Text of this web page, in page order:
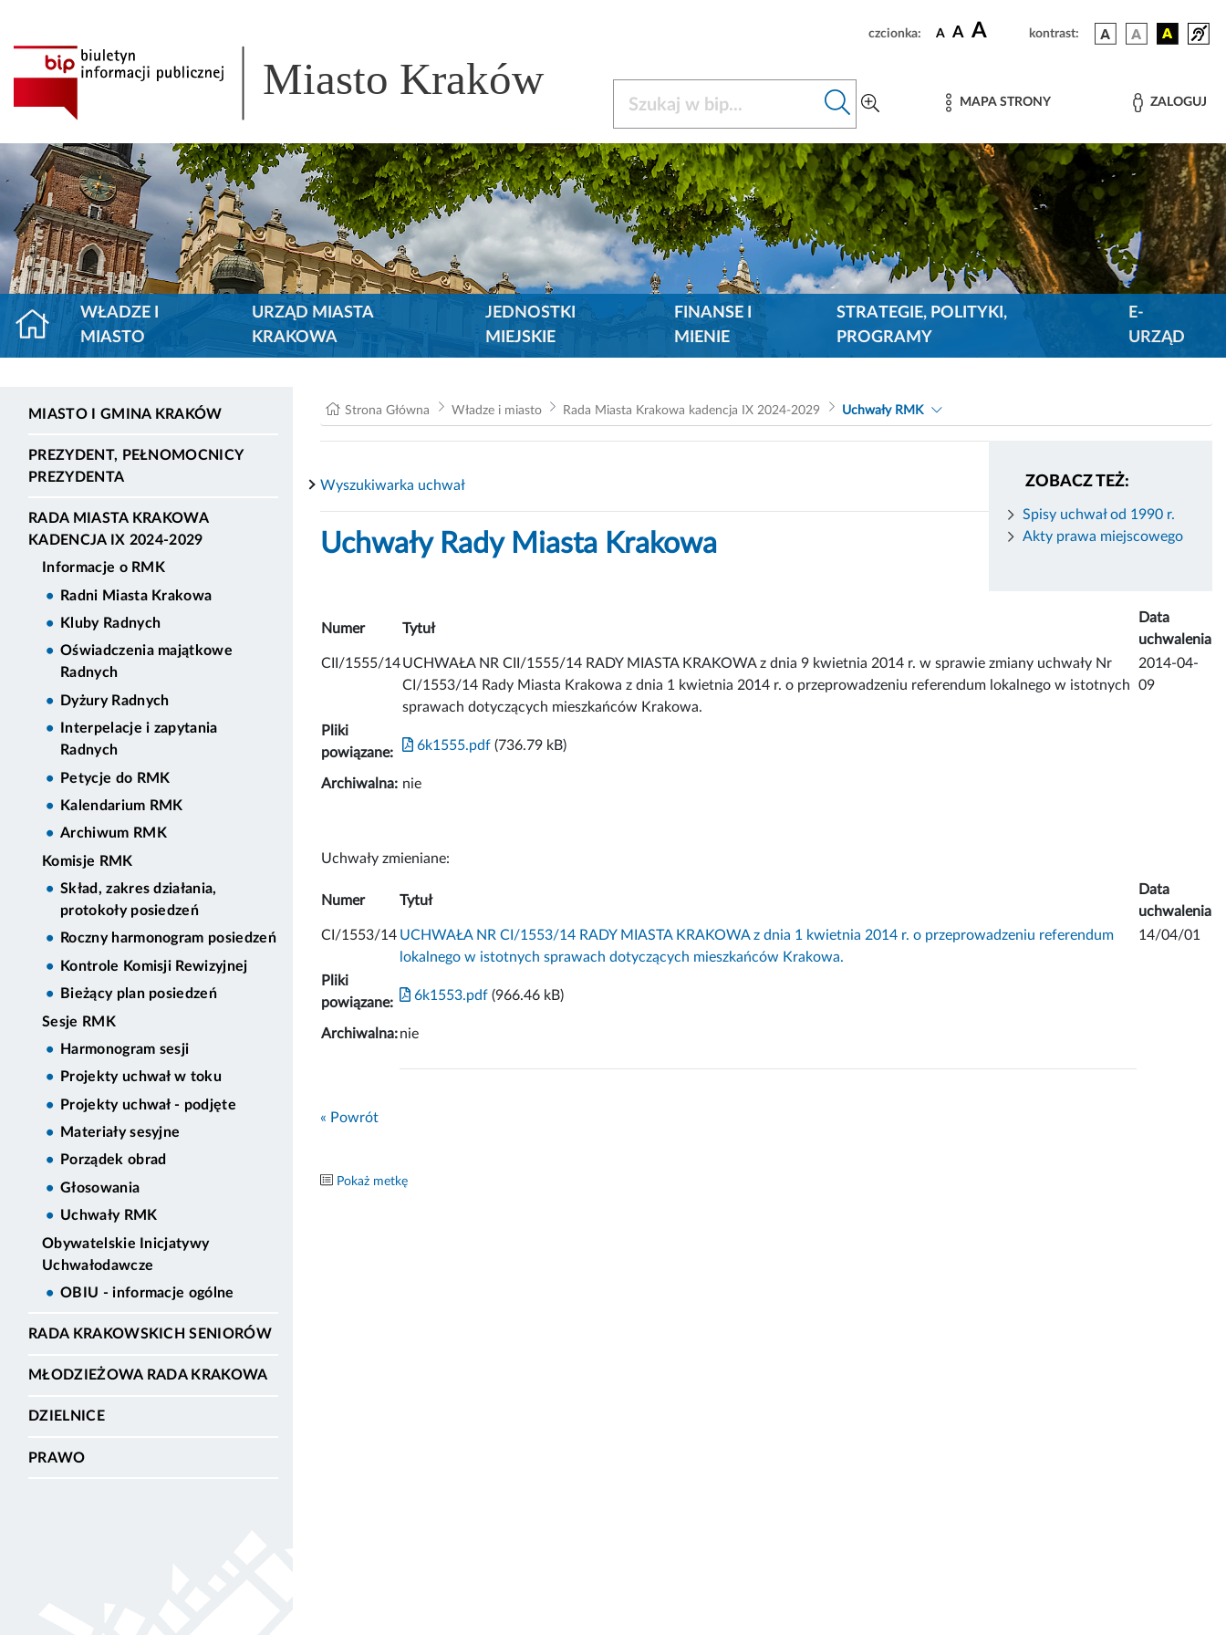
czcionka: A A A kontrast:
Miasto Kraków MAPA STRONY ZALOGUJ
WŁADZE I
MIASTO
URZĄD MIASTA
KRAKOWA
JEDNOSTKI
MIEJSKIE
FINANSE I
MIENIE
STRATEGIE, POLITYKI,
PROGRAMY
E-
URZĄD
MIASTO I GMINA KRAKÓW
PREZYDENT, PEŁNOMOCNICY
PREZYDENTA
RADA MIASTA KRAKOWA
KADENCJA IX 2024-2029
Informacje o RMK
Radni Miasta Krakowa
Kluby Radnych
Oświadczenia majątkowe
Radnych
Dyżury Radnych
Interpelacje i zapytania
Radnych
Petycje do RMK
Kalendarium RMK
Archiwum RMK
Komisje RMK
Skład, zakres działania,
protokoły posiedzeń
Roczny harmonogram posiedzeń
Kontrole Komisji Rewizyjnej
Bieżący plan posiedzeń
Sesje RMK
Harmonogram sesji
Projekty uchwał w toku
Projekty uchwał - podjęte
Materiały sesyjne
Porządek obrad
Głosowania
Uchwały RMK
Obywatelskie Inicjatywy
Uchwałodawcze
OBIU - informacje ogólne
RADA KRAKOWSKICH SENIORÓW
MŁODZIEŻOWA RADA KRAKOWA
DZIELNICE
PRAWO
Strona Główna Władze i miasto Rada Miasta Krakowa kadencja IX 2024-2029 Uchwały RMK
ZOBACZ TEŻ:
Spisy uchwał od 1990 r.
Akty prawa miejscowego
Wyszukiwarka uchwał
Uchwały Rady Miasta Krakowa
Numer Tytuł
Data
uchwalenia
CII/1555/14UCHWAŁA NR CII/1555/14 RADY MIASTA KRAKOWA z dnia 9 kwietnia 2014 r. w sprawie zmiany uchwały Nr
CI/1553/14 Rady Miasta Krakowa z dnia 1 kwietnia 2014 r. o przeprowadzeniu referendum lokalnego w istotnych
sprawach dotyczących mieszkańców Krakowa.
2014-04-
09
Pliki
powiązane:
6k1555.pdf (736.79 kB)
Archiwalna: nie
Uchwały zmieniane:
Numer Tytuł
Data
uchwalenia
CI/1553/14 UCHWAŁA NR CI/1553/14 RADY MIASTA KRAKOWA z dnia 1 kwietnia 2014 r. o przeprowadzeniu referendum
lokalnego w istotnych sprawach dotyczących mieszkańców Krakowa.
14/04/01
Pliki
powiązane:
6k1553.pdf (966.46 kB)
Archiwalna:nie
« Powrót
Pokaż metkę